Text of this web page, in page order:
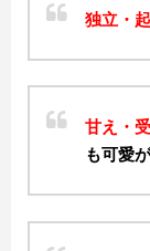
独立・
甘え・
も可愛